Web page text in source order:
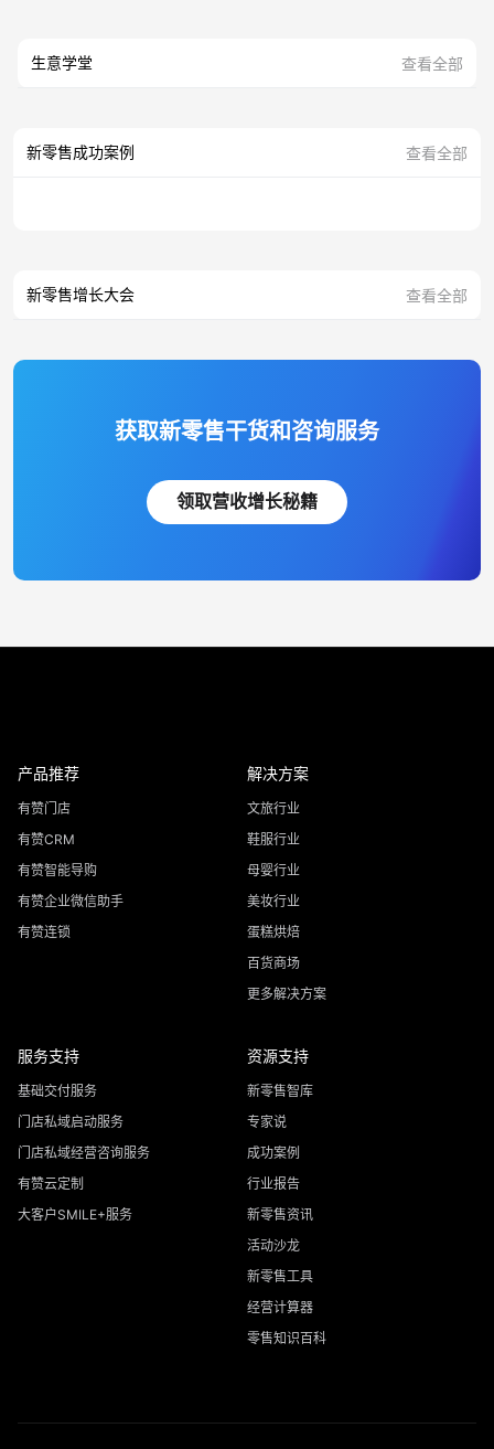
生意学堂 查看全部
新零售成功案例 查看全部
新零售增长大会 查看全部
获取新零售干货和咨询服务
领取营收增长秘籍
产品推荐
有赞门店
有赞CRM
有赞智能导购
有赞企业微信助手
有赞连锁
解决方案
文旅行业
鞋服行业
母婴行业
美妆行业
蛋糕烘焙
百货商场
更多解决方案
服务支持
基础交付服务
门店私域启动服务
门店私域经营咨询服务
有赞云定制
大客户SMILE+服务
资源支持
新零售智库
专家说
成功案例
行业报告
新零售资讯
活动沙龙
新零售工具
经营计算器
零售知识百科